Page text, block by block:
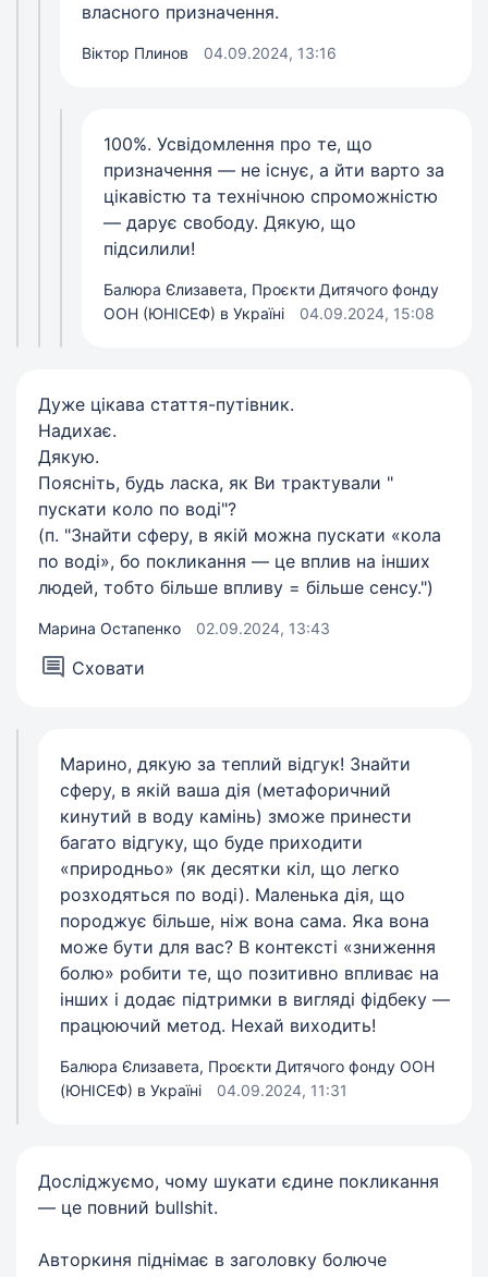
власного призначення.
Віктор Плинов 04.09.2024, 13:16
100%. Усвідомлення про те, що
призначення — не існує, а йти варто за
цікавістю та технічною спроможністю
— дарує свободу. Дякую, що
підсилили!
Балюра Єлизавета, Проєкти Дитячого фонду
ООН (ЮНІСЕФ) в Україні
04.09.2024, 15:08
Дуже цікава стаття-путівник.
Надихає.
Дякую.
Поясніть, будь ласка, як Ви трактували "
пускати коло по воді"?
(п. "Знайти сферу, в якій можна пускати «кола
по воді», бо покликання — це вплив на інших
людей, тобто більше впливу = більше сенсу.")
Марина Остапенко 02.09.2024, 13:43
Сховати
Марино, дякую за теплий відгук! Знайти
сферу, в якій ваша дія (метафоричний
кинутий в воду камінь) зможе принести
багато відгуку, що буде приходити
«природньо» (як десятки кіл, що легко
розходяться по воді). Маленька дія, що
породжує більше, ніж вона сама. Яка вона
може бути для вас? В контексті «зниження
болю» робити те, що позитивно впливає на
інших і додає підтримки в вигляді фідбеку —
працюючий метод. Нехай виходить!
Балюра Єлизавета, Проєкти Дитячого фонду ООН
(ЮНІСЕФ) в Україні
04.09.2024, 11:31
Досліджуємо, чому шукати єдине покликання
— це повний bullshit.
Авторкиня піднімає в заголовку болюче